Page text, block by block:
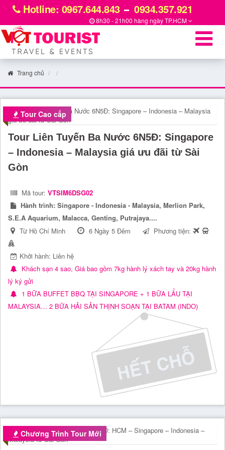
Hotline: 0967.644.843 0934.357.921
8h30 - 21h00 hàng ngàyTP.HCM
Trang chủ
Tour Cao cấp
Tour Liên Tuyến Ba Nước 6N5Đ: Singapore
– Indonesia – Malaysia giá ưu đãi từ Sài
Gòn
Mã tour: VTSIM6DSG02
Hành trình: Singapore - Indonesia - Malaysia, Merlion Park,
S.E.A Aquarium, Malacca, Genting, Putrajaya....
Từ Hồ Chí Minh
6 Ngày 5 Đêm Phương tiện:
Khởi hành: Liên hệ
Khách sạn 4 sao, Giá bao gồm 7kg hành lý xách tay và 20kg hành
lý ký gửi
1 BỮA BUFFET BBQ TẠI SINGAPORE + 1 BỮA LẨU TẠI
MALAYSIA… 2 BỮA HẢI SẢN THỊNH SOẠN TẠI BATAM (INDO)
Chương Trình Tour Mới